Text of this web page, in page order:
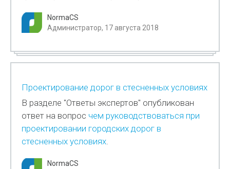
NormaCS
Администратор, 17 августа 2018
Проектирование дорог в стесненных условиях
В разделе "Ответы экспертов" опубликован
ответ на вопрос чем руководствоваться при
проектировании городских дорог в
стесненных условиях.
NormaCS